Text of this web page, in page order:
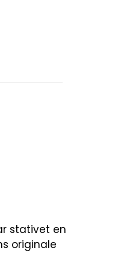
stativet en
originale